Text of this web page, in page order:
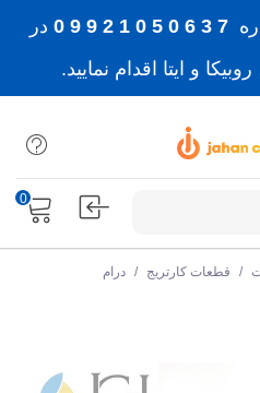
7 3 6 0 5 0 1 2 9 9 0
در
و ایتا اقدام نمایید.
0
/ قطعات کارتریج / درام